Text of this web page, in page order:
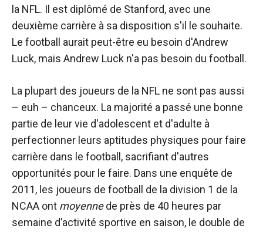
la NFL. Il est diplômé de Stanford, avec une
deuxième carrière à sa disposition s'il le souhaite.
Le football aurait peut-être eu besoin d'Andrew
Luck, mais Andrew Luck n'a pas besoin du football.
La plupart des joueurs de la NFL ne sont pas aussi
– euh – chanceux. La majorité a passé une bonne
partie de leur vie d'adolescent et d'adulte à
perfectionner leurs aptitudes physiques pour faire
carrière dans le football, sacrifiant d'autres
opportunités pour le faire. Dans une enquête de
2011, les joueurs de football de la division 1 de la
NCAA ont moyennede près de 40 heures par
semaine d’activité sportive en saison, le double de